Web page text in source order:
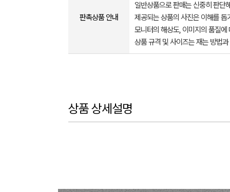
판촉상품 안내
일반상품으로 판매는 신중히 판단
제공되는 상품의 사진은 이해를
모니터의 해상도, 이미지의 품질
상품 규격 및 사이즈는 재는 방법
상품 상세설명